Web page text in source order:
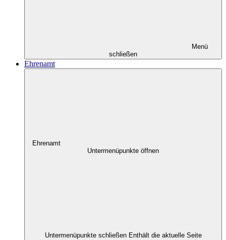
Menü
schließen
Ehrenamt
Ehrenamt
Untermenüpunkte öffnen
Untermenüpunkte schließen Enthält die aktuelle Seite